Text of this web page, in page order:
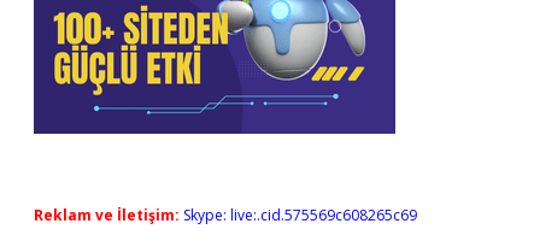
Reklam ve İletişim: Skype: live:.cid.575569c608265c69